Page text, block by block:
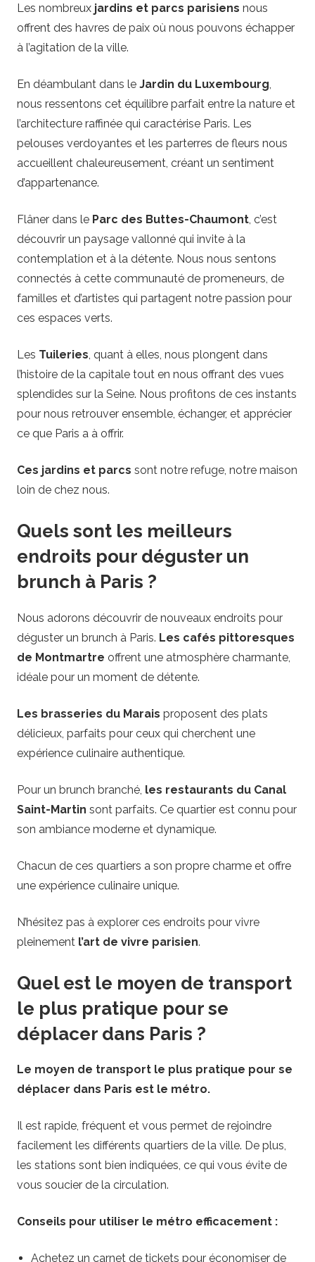
Les nombreux jardins et parcs parisiens nous
offrent des havres de paix où nous pouvons échapper
à l’agitation de la ville.
En déambulant dans le Jardin du Luxembourg,
nous ressentons cet équilibre parfait entre la nature et
l’architecture raffinée qui caractérise Paris. Les
pelouses verdoyantes et les parterres de fleurs nous
accueillent chaleureusement, créant un sentiment
d’appartenance.
Flâner dans le Parc des Buttes-Chaumont, c’est
découvrir un paysage vallonné qui invite à la
contemplation et à la détente. Nous nous sentons
connectés à cette communauté de promeneurs, de
familles et d’artistes qui partagent notre passion pour
ces espaces verts.
Les Tuileries, quant à elles, nous plongent dans
l’histoire de la capitale tout en nous offrant des vues
splendides sur la Seine. Nous profitons de ces instants
pour nous retrouver ensemble, échanger, et apprécier
ce que Paris a à offrir.
Ces jardins et parcs sont notre refuge, notre maison
loin de chez nous.
Quels sont les meilleurs
endroits pour déguster un
brunch à Paris ?
Nous adorons découvrir de nouveaux endroits pour
déguster un brunch à Paris. Les cafés pittoresques
de Montmartre offrent une atmosphère charmante,
idéale pour un moment de détente.
Les brasseries du Marais proposent des plats
délicieux, parfaits pour ceux qui cherchent une
expérience culinaire authentique.
Pour un brunch branché, les restaurants du Canal
Saint-Martin sont parfaits. Ce quartier est connu pour
son ambiance moderne et dynamique.
Chacun de ces quartiers a son propre charme et offre
une expérience culinaire unique.
N’hésitez pas à explorer ces endroits pour vivre
pleinement l’art de vivre parisien.
Quel est le moyen de transport
le plus pratique pour se
déplacer dans Paris ?
Le moyen de transport le plus pratique pour se
déplacer dans Paris est le métro.
Il est rapide, fréquent et vous permet de rejoindre
facilement les différents quartiers de la ville. De plus,
les stations sont bien indiquées, ce qui vous évite de
vous soucier de la circulation.
Conseils pour utiliser le métro efficacement :
Achetez un carnet de tickets pour économiser de